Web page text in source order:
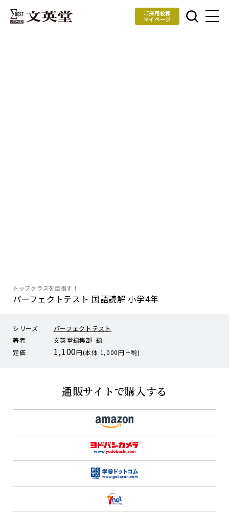
ご採用校様
マイページ
トップクラスを目指す！
パーフェクトテスト 国語読解 小学4年
シリーズ
パーフェクトテスト
著者
文英堂編集部 編
定価
1,100円(本体 1,000円＋税)
通販サイトで購入する